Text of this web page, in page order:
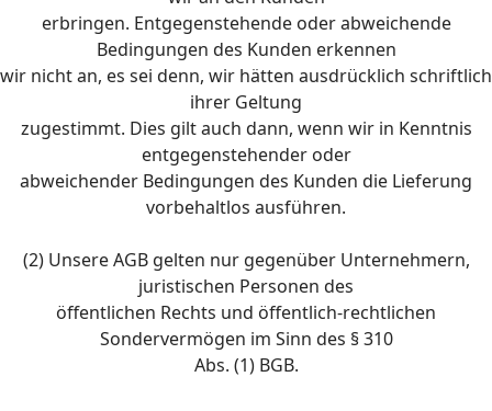
erbringen. Entgegenstehende oder abweichende
Bedingungen des Kunden erkennen
wir nicht an, es sei denn, wir hätten ausdrücklich schriftlich
ihrer Geltung
zugestimmt. Dies gilt auch dann, wenn wir in Kenntnis
entgegenstehender oder
abweichender Bedingungen des Kunden die Lieferung
vorbehaltlos ausführen.
(2) Unsere AGB gelten nur gegenüber Unternehmern,
juristischen Personen des
öffentlichen Rechts und öffentlich-rechtlichen
Sondervermögen im Sinn des § 310
Abs. (1) BGB.